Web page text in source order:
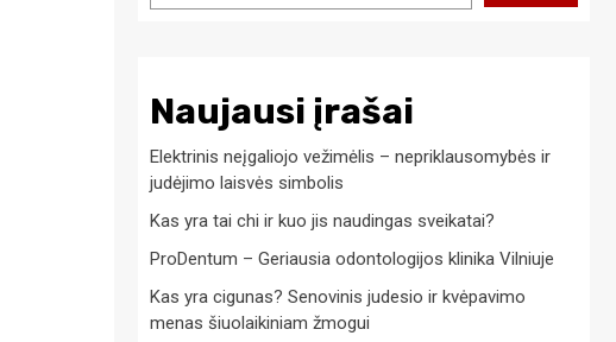
Naujausi įrašai
Elektrinis neįgaliojo vežimėlis – nepriklausomybės ir
judėjimo laisvės simbolis
Kas yra tai chi ir kuo jis naudingas sveikatai?
ProDentum – Geriausia odontologijos klinika Vilniuje
Kas yra cigunas? Senovinis judesio ir kvėpavimo
menas šiuolaikiniam žmogui